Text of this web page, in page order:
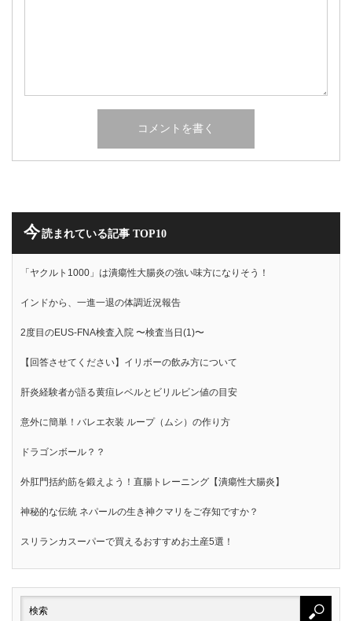
今読まれている記事 TOP10
「ヤクルト1000」は潰瘍性大腸炎の強い味方になりそう！
インドから、一進一退の体調近況報告
2度目のEUS-FNA検査入院 〜検査当日(1)〜
【回答させてください】イリボーの飲み方について
肝炎経験者が語る黄疸レベルとビリルビン値の目安
意外に簡単！バレエ衣装 ループ（ムシ）の作り方
ドラゴンボール？？
外肛門括約筋を鍛えよう！直腸トレーニング【潰瘍性大腸炎】
神秘的な伝統 ネパールの生き神クマリをご存知ですか？
スリランカスーパーで買えるおすすめお土産5選！